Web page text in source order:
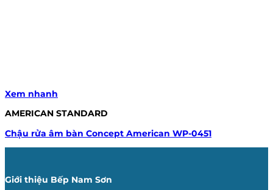
Xem nhanh
AMERICAN STANDARD
Chậu rửa âm bàn Concept American WP-0451
Giới thiệu Bếp Nam Sơn